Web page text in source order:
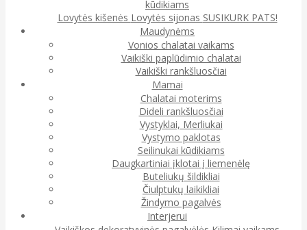
kūdikiams
Lovytės kišenės Lovytės sijonas SUSIKURK PATS!
Maudynėms
Vonios chalatai vaikams
Vaikiški paplūdimio chalatai
Vaikiški rankšluosčiai
Mamai
Chalatai moterims
Dideli rankšluosčiai
Vystyklai, Merliukai
Vystymo paklotas
Seilinukai kūdikiams
Daugkartiniai įklotai į liemenėlę
Buteliukų šildikliai
Čiulptukų laikikliai
Žindymo pagalvės
Interjerui